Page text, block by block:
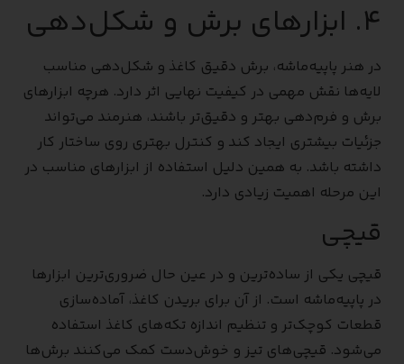
۴. ابزارهای برش و شکل‌دهی
در هنر پاپیه‌ماشه، برش دقیق کاغذ و شکل‌دهی مناسب
لایه‌ها نقش مهمی در کیفیت نهایی اثر دارد. هرچه ابزارهای
برش و فرم‌دهی بهتر و دقیق‌تر باشند، هنرمند می‌تواند
جزئیات بیشتری ایجاد کند و کنترل بهتری روی ساختار کار
داشته باشد. به همین دلیل استفاده از ابزارهای مناسب در
این مرحله اهمیت زیادی دارد.
قیچی
قیچی یکی از ساده‌ترین و در عین حال ضروری‌ترین ابزارها
در پاپیه‌ماشه است. از آن برای بریدن کاغذ، آماده‌سازی
قطعات کوچک‌تر و تنظیم اندازه تکه‌های کاغذ استفاده
می‌شود. قیچی‌های تیز و خوش‌دست کمک می‌کنند برش‌ها